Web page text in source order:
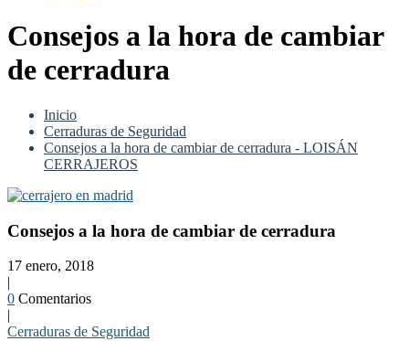
Consejos a la hora de cambiar
de cerradura
Inicio
Cerraduras de Seguridad
Consejos a la hora de cambiar de cerradura - LOISÁN
CERRAJEROS
Consejos a la hora de cambiar de cerradura
17 enero, 2018
|
0 Comentarios
|
Cerraduras de Seguridad